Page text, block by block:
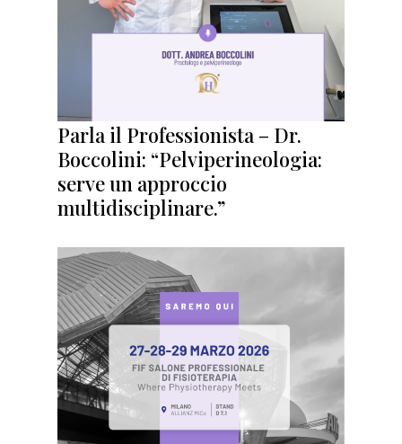
Parla il Professionista – Dr.
Boccolini: “Pelviperineologia:
serve un approccio
multidisciplinare.”